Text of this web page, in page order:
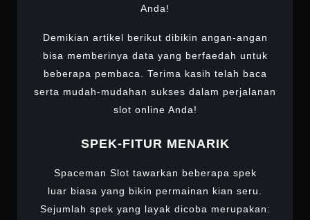
Anda!
Demikian artikel berikut dibikin angan-angan
bisa memberinya data yang berfaedah untuk
beberapa pembaca. Terima kasih telah baca
serta mudah-mudahan sukses dalam perjalanan
slot online Anda!
SPEK-FITUR MENARIK
Spaceman Slot tawarkan beberapa spek
luar biasa yang bikin permainan kian seru.
Sejumlah spek yang layak dicoba merupakan: